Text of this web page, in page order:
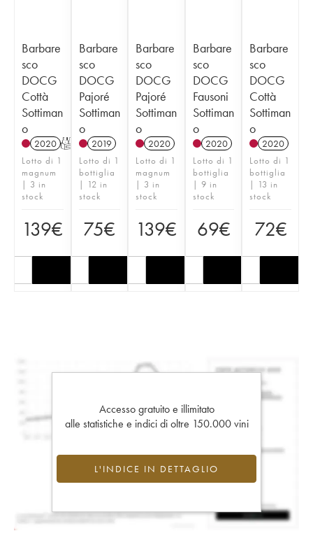
Barbare
sco
DOCG
Cottà
Sottiman
o
2020 T
Lotto di 1
magnum
| 3 in
stock
139€
Barbare
sco
DOCG
Pajoré
Sottiman
o
2019
Lotto di 1
bottiglia
| 12 in
stock
75€
Barbare
sco
DOCG
Pajoré
Sottiman
o
2020
Lotto di 1
magnum
| 3 in
stock
139€
Barbare
sco
DOCG
Fausoni
Sottiman
o
2020
Lotto di 1
bottiglia
| 9 in
stock
69€
Barbare
sco
DOCG
Cottà
Sottiman
o
2020
Lotto di 1
bottiglia
| 13 in
stock
72€
Accesso gratuito e illimitato
alle statistiche e indici di oltre 150.000 vini
L'INDICE IN DETTAGLIO